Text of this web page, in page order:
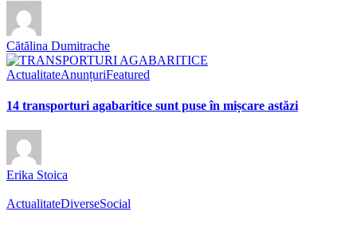
Cătălina Dumitrache
ActualitateAnunțuriFeatured
14 transporturi agabaritice sunt puse în mișcare astăzi
Erika Stoica
ActualitateDiverseSocial